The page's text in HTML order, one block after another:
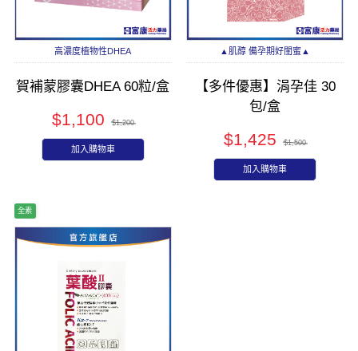
高濃度植物性DHEA
賀補蒙膠囊DHEA 60粒/盒
$1,100 $1,200
加入購物車
▲肌醇 備孕期好閨蜜▲
【多件優惠】涓孕佳 30
包/盒
$1,425 $1,500
加入購物車
全素